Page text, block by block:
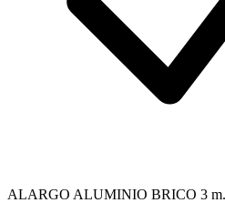
ALARGO ALUMINIO BRICO 3 m.